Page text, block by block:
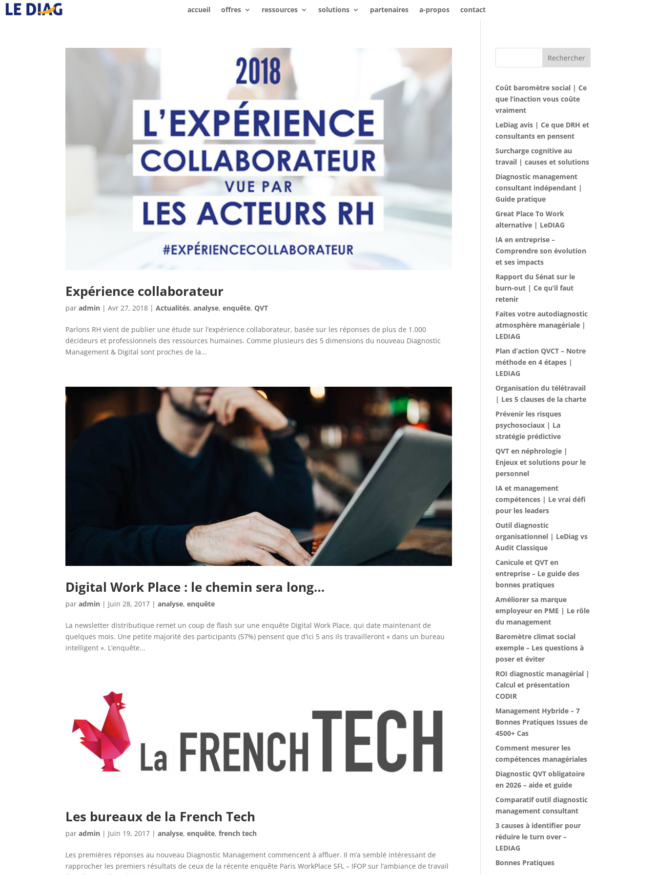
accueil offres ressources solutions partenaires a-propos contact
Expérience collaborateur
paradmin |Avr 27, 2018 |Actualités,analyse,enquête,QVT
Parlons RH vient de publier une étude sur l’expérience collaborateur, basée sur les réponses de plus de 1.000
décideurs et professionnels des ressources humaines. Comme plusieurs des 5 dimensions du nouveau Diagnostic
Management & Digital sont proches de la...
Digital Work Place : le chemin sera long…
paradmin | Juin 28, 2017 |analyse,enquête
La newsletter distributique remet un coup de flash sur une enquête Digital Work Place, qui date maintenant de
quelques mois. Une petite majorité des participants (57%) pensent que d’ici 5 ans ils travailleront « dans un bureau
intelligent ». L’enquête...
Les bureaux de la French Tech
paradmin | Juin 19, 2017 |analyse,enquête,french tech
Les premières réponses au nouveau Diagnostic Management commencent à affluer. Il m’a semblé intéressant de
rapprocher les premiers résultats de ceux de la récente enquête Paris WorkPlace SFL – IFOP sur l’ambiance de travail
Rechercher
Coût baromètre social | Ce
que l’inaction vous coûte
vraiment
LeDiag avis | Ce que DRH et
consultants en pensent
Surcharge cognitive au
travail | causes et solutions
Diagnostic management
consultant indépendant |
Guide pratique
Great Place To Work
alternative | LeDIAG
IA en entreprise –
Comprendre son évolution
et ses impacts
Rapport du Sénat sur le
burn-out | Ce qu’il faut
retenir
Faites votre autodiagnostic
atmosphère managériale |
LEDIAG
Plan d’action QVCT – Notre
méthode en 4 étapes |
LEDIAG
Organisation du télétravail
| Les 5 clauses de la charte
Prévenir les risques
psychosociaux | La
stratégie prédictive
QVT en néphrologie |
Enjeux et solutions pour le
personnel
IA et management
compétences | Le vrai défi
pour les leaders
Outil diagnostic
organisationnel | LeDiag vs
Audit Classique
Canicule et QVT en
entreprise – Le guide des
bonnes pratiques
Améliorer sa marque
employeur en PME | Le rôle
du management
Baromètre climat social
exemple – Les questions à
poser et éviter
ROI diagnostic managérial |
Calcul et présentation
CODIR
Management Hybride – 7
Bonnes Pratiques Issues de
4500+ Cas
Comment mesurer les
compétences managériales
Diagnostic QVT obligatoire
en 2026 – aide et guide
Comparatif outil diagnostic
management consultant
3 causes à identifier pour
réduire le turn over –
LEDIAG
Bonnes Pratiques